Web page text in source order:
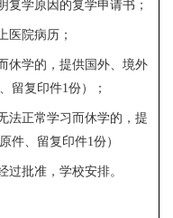
复学原因的复学申请书；
医院病历；
休学的，提供国外、境外
留复印件1份）；
法正常学习而休学的，提
件、留复印件1份）
过批准，学校安排。